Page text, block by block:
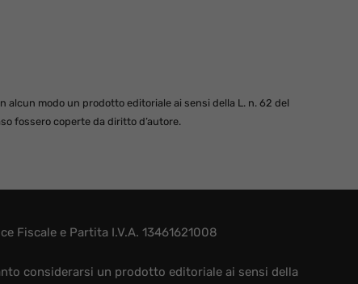
modo un prodotto editoriale ai sensi della L. n. 62 del
fossero coperte da diritto d’autore.
Fiscale e Partita I.V.A. 13461621008
considerarsi un prodotto editoriale ai sensi della